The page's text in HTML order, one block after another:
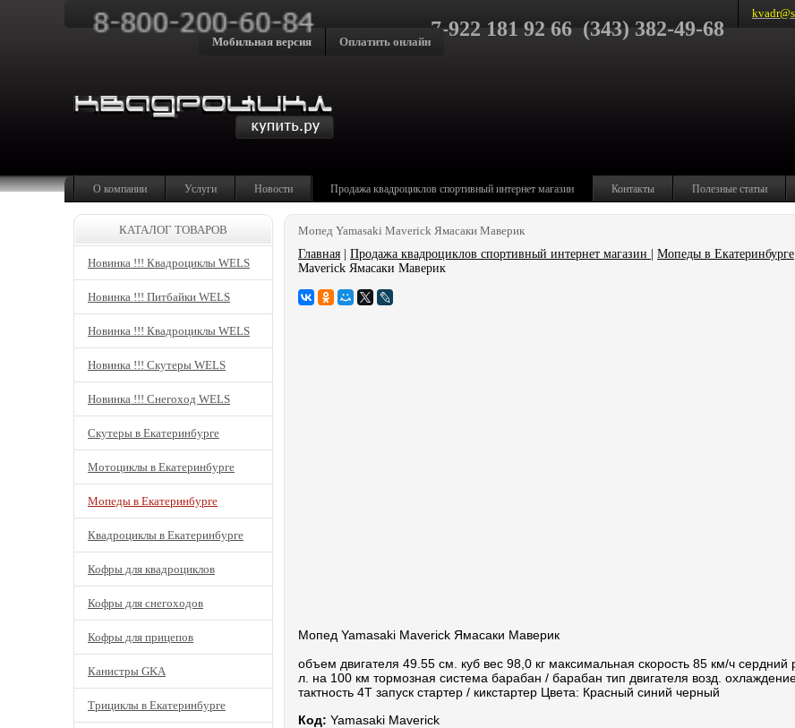
7-922 181 92 66 (343) 382-49-68
Мобильная версия Оплатить онлайн
О компании Услуги Новости Продажа квадроциклов спортивный интернет магазин Контакты Полезные статьи
Мопед Yamasaki Maverick Ямасаки Маверик
Главная
Продажа квадроциклов спортивный интернет магазин Мопеды в Екатеринбурге
Maverick Ямасаки Маверик
Мопед Yamasaki Maverick Ямасаки Маверик
объем двигателя 49.55 см. куб вес 98,0 кг максимальная скорость 85 км/ч сердний
л. на 100 км тормозная система барабан / барабан тип двигателя возд.
тактность 4Т запуск стартер / кикстартер Цвета: Красный синий черный
Код: Yamasaki Maverick
КАТАЛОГ ТОВАРОВ
Новинка !!! Квадроциклы WELS
Новинка !!! Питбайки WELS
Новинка !!! Квадроциклы WELS
Новинка !!! Скутеры WELS
Новинка !!! Снегоход WELS
Скутеры в Екатеринбурге
Мотоциклы в Екатеринбурге
Мопеды в Екатеринбурге
Квадроциклы в Екатеринбурге
Кофры для квадроциклов
Кофры для снегоходов
Кофры для прицепов
Канистры GKA
Трициклы в Екатеринбурге